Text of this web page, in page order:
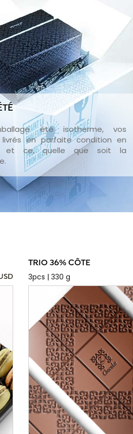
été isotherme, vos
en parfaite condition en
et ce, quelle que soit la
TRIO 36% CÔTE
3pcs | 330 g